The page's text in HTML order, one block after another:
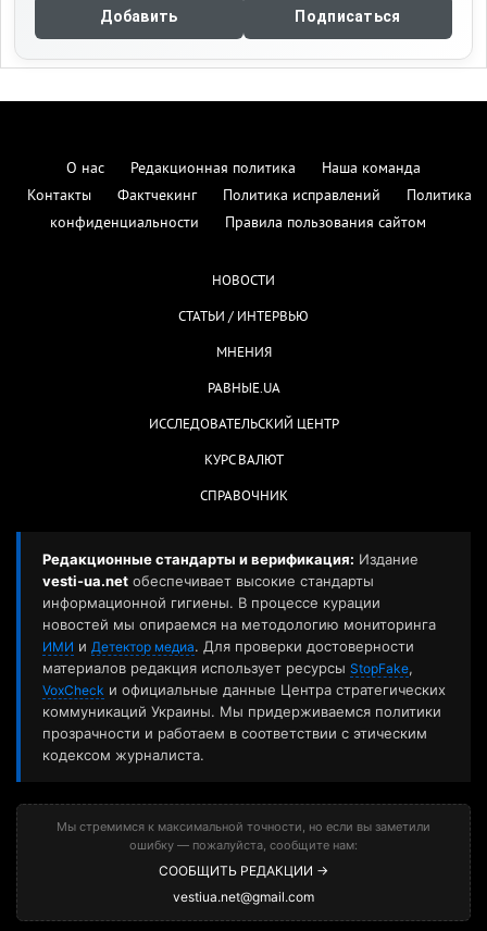
Добавить Подписаться
О нас Редакционная политика
Наша команда
Контакты
Фактчекинг Политика исправлений
Политика
конфиденциальности
Правила пользования сайтом
НОВОСТИ
СТАТЬИ / ИНТЕРВЬЮ
МНЕНИЯ
РАВНЫЕ.UA
ИССЛЕДОВАТЕЛЬСКИЙ ЦЕНТР
КУРС ВАЛЮТ
СПРАВОЧНИК
Редакционные стандарты и верификация: Издание
vesti-ua.net обеспечивает высокие стандарты
информационной гигиены. В процессе курации
новостей мы опираемся на методологию мониторинга
ИМИ и Детектор медиа. Для проверки достоверности
материалов редакция использует ресурсы StopFake,
VoxCheck и официальные данные Центра стратегических
коммуникаций Украины. Мы придерживаемся политики
прозрачности и работаем в соответствии с этическим
кодексом журналиста.
Мы стремимся к максимальной точности, но если вы заметили
ошибку — пожалуйста, сообщите нам:
СООБЩИТЬ РЕДАКЦИИ →
vestiua.net@gmail.com